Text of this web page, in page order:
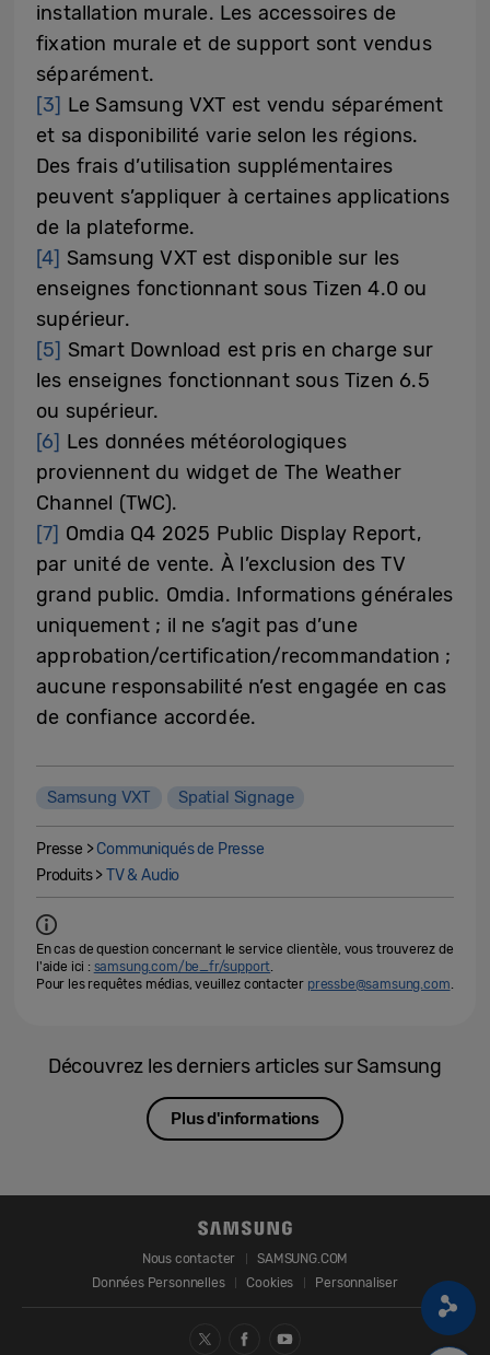
installation murale. Les accessoires de
fixation murale et de support sont vendus
séparément.
[3] Le Samsung VXT est vendu séparément
et sa disponibilité varie selon les régions.
Des frais d’utilisation supplémentaires
peuvent s’appliquer à certaines applications
de la plateforme.
[4] Samsung VXT est disponible sur les
enseignes fonctionnant sous Tizen 4.0 ou
supérieur.
[5] Smart Download est pris en charge sur
les enseignes fonctionnant sous Tizen 6.5
ou supérieur.
[6] Les données météorologiques
proviennent du widget de The Weather
Channel (TWC).
[7] Omdia Q4 2025 Public Display Report,
par unité de vente. À l’exclusion des TV
grand public. Omdia. Informations générales
uniquement ; il ne s’agit pas d’une
approbation/certification/recommandation ;
aucune responsabilité n’est engagée en cas
de confiance accordée.
Samsung VXT Spatial Signage
Presse >Communiqués de Presse
Produits >TV & Audio
En cas de question concernant le service clientèle, vous trouverez de
l'aide ici : samsung.com/be_fr/support.
Pour les requêtes médias, veuillez contacter pressbe@samsung.com.
Découvrez les derniers articles sur Samsung
Plus d'informations
Nous contacter
SAMSUNG.COM
Données Personnelles
Cookies Personnaliser